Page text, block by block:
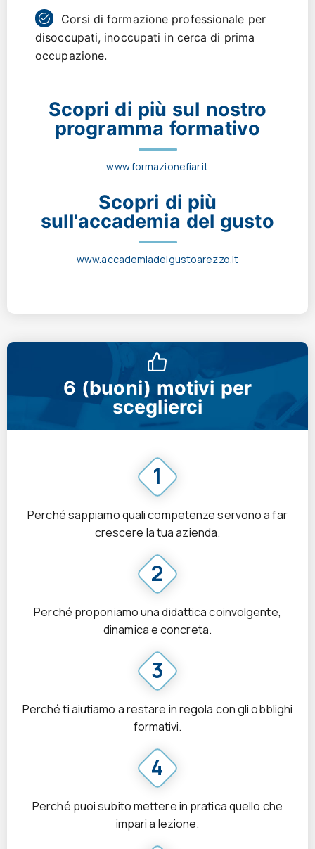
Corsi di formazione professionale per
disoccupati, inoccupati in cerca di prima
occupazione.
Scopri di più sul nostro
programma formativo
www.formazionefiar.it
Scopri di più
sull'accademia del gusto
www.accademiadelgustoarezzo.it
6 (buoni) motivi per
sceglierci
1
Perché sappiamo quali competenze servono a far
crescere la tua azienda.
2
Perché proponiamo una didattica coinvolgente,
dinamica e concreta.
3
Perché ti aiutiamo a restare in regola con gli obblighi
formativi.
4
Perché puoi subito mettere in pratica quello che
impari a lezione.